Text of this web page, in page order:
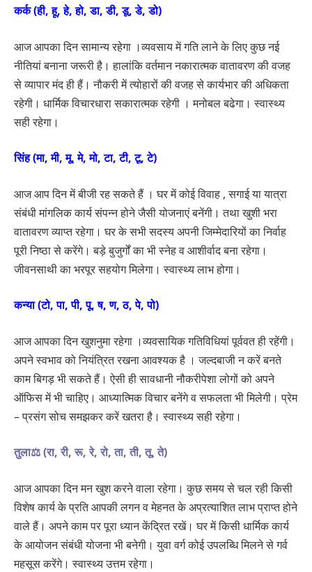
कर्क (ही, हू, हे, हो, डा, डी, डू, डे, डो)
आज आपका दिन सामान्य रहेगा ।व्यवसाय में गति लाने के लिए कुछ नई
नीतियां बनाना जरूरी है। हालांकि वर्तमान नकारात्मक वातावरण की वजह
से व्यापार मंद ही हैं। नौकरी में त्योहारों की वजह से कार्यभार की अधिकता
रहेगी। धार्मिक विचारधारा सकारात्मक रहेगी । मनोबल बढेगा। स्वास्थ्य
सही रहेगा।
सिंह (मा, मी, मू, मे, मो, टा, टी, टू, टे)
आज आप दिन में बीजी रह सकते हैं । घर में कोई विवाह , सगाई या यात्रा
संबंधी मांगलिक कार्य संपन्न होने जैसी योजनाएं बनेंगी। तथा खुशी भरा
वातावरण व्याप्त रहेगा। घर के सभी सदस्य अपनी जिम्मेदारियों का निर्वाह
पूरी निष्ठा से करेंगे। बड़े बुजुर्गों का भी स्नेह व आशीर्वाद बना रहेगा।
जीवनसाथी का भरपूर सहयोग मिलेगा। स्वास्थ्य लाभ होगा।
कन्या (टो, पा, पी, पू, ष, ण, ठ, पे, पो)
आज आपका दिन खुशनुमा रहेगा ।व्यवसायिक गतिविधियां पूर्ववत ही रहेंगी।
अपने स्वभाव को नियंत्रित रखना आवश्यक है । जल्दबाजी न करें बनते
काम बिगड़ भी सकते हैं। ऐसी ही सावधानी नौकरीपेशा लोगों को अपने
ऑफिस में भी चाहिए। आध्यात्मिक विचार बनेंगे व सफलता भी मिलेगी। प्रेम
– प्रसंग सोच समझकर करें खतरा है। स्वास्थ्य सही रहेगा।
तुला⚖️ (रा, री, रू, रे, रो, ता, ती, तू, ते)
आज आपका दिन मन खुश करने वाला रहेगा। कुछ समय से चल रही किसी
विशेष कार्य के प्रति आपकी लगन व मेहनत के अप्रत्याशित लाभ प्राप्त होने
वाले हैं। अपने काम पर पूरा ध्यान केंद्रित रखें। घर में किसी धार्मिक कार्य
के आयोजन संबंधी योजना भी बनेगी। युवा वर्ग कोई उपलब्धि मिलने से गर्व
महसूस करेंगे। स्वास्थ्य उत्तम रहेगा।